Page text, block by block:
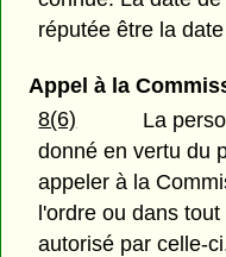
réputée être la
Appel à la
8(6)
La
donné en vertu du
appeler à la
l'ordre ou dans
autorisé par celle-